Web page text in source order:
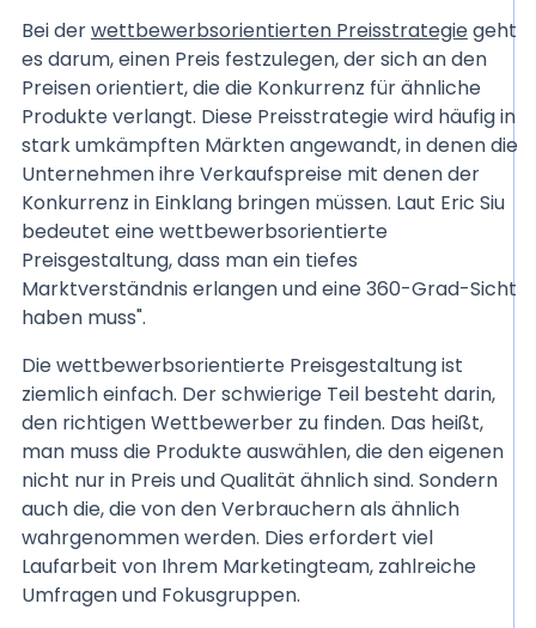
Bei derwettbewerbsorientierten Preisstrategiegeht
es darum, einen Preis festzulegen, der sich an den
Preisen orientiert, die die Konkurrenz für ähnliche
Produkte verlangt. Diese Preisstrategie wird häufig in
stark umkämpften Märkten angewandt, in denen die
Unternehmen ihre Verkaufspreise mit denen der
Konkurrenz in Einklang bringen müssen. Laut Eric Siu
bedeutet eine wettbewerbsorientierte
Preisgestaltung, dass man ein tiefes
Marktverständnis erlangen und eine 360-Grad-Sicht
haben muss".
Die wettbewerbsorientierte Preisgestaltung ist
ziemlich einfach. Der schwierige Teil besteht darin,
den richtigen Wettbewerber zu finden. Das heißt,
man muss die Produkte auswählen, die den eigenen
nicht nur in Preis und Qualität ähnlich sind. Sondern
auch die, die von den Verbrauchern als ähnlich
wahrgenommen werden. Dies erfordert viel
Laufarbeit von Ihrem Marketingteam, zahlreiche
Umfragen und Fokusgruppen.